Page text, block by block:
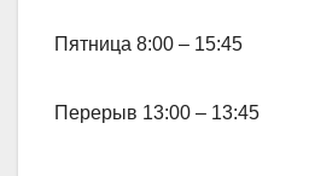
Пятница 8:00 – 15:45
Перерыв 13:00 – 13:45